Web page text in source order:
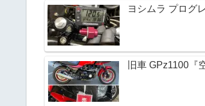
ヨシムラ プログ
旧車 GPz1100『